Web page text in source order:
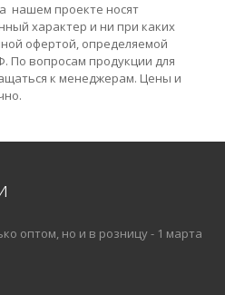
нашем проекте носят
характер и ни при каких
офертой, определяемой
По вопросам продукции для
к менеджерам. Цены и
оптом, но и в розницу- 1 марта